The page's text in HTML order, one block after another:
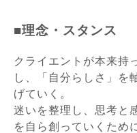
■理念・スタンス
クライエントが本来持
し、
「自分らしさ」を
げていく。
迷いを整理し、思考と
を自ら創っていくため